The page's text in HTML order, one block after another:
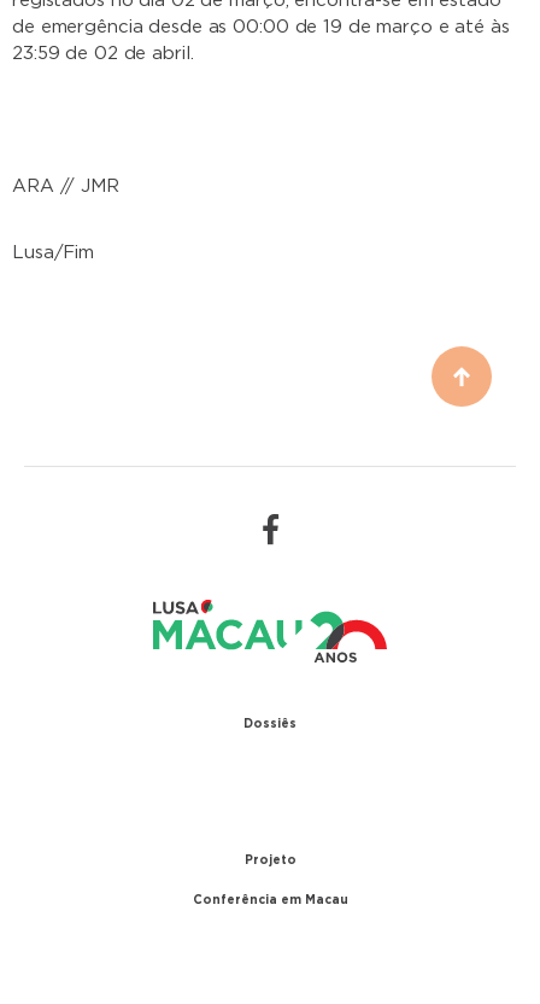
de emergência desde as 00:00 de 19 de março e até às
23:59 de 02 de abril.
ARA // JMR
Lusa/Fim
Dossiês
Projeto
Conferência em Macau